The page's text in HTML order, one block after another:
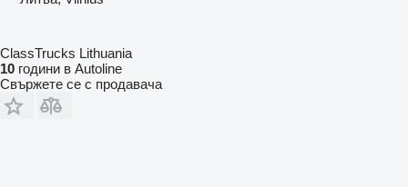
ClassTrucks Lithuania
10 години в Autoline
Свържете се с продавача